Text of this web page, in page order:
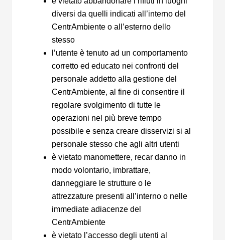
diversi da quelli indicati all’interno del
CentrAmbiente o all’esterno dello
stesso
l’utente è tenuto ad un comportamento
corretto ed educato nei confronti del
personale addetto alla gestione del
CentrAmbiente, al fine di consentire il
regolare svolgimento di tutte le
operazioni nel più breve tempo
possibile e senza creare disservizi si al
personale stesso che agli altri utenti
è vietato manomettere, recar danno in
modo volontario, imbrattare,
danneggiare le strutture o le
attrezzature presenti all’interno o nelle
immediate adiacenze del
CentrAmbiente
è vietato l’accesso degli utenti al